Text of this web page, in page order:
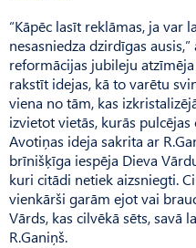
“Kāpēc lasīt reklāmas, ja var
nesasniedza dzirdīgas
reformācijas jubileju
rakstīt idejas, kā to varētu
viena no tām, kas
izvietot vietās, kurās
Avotiņas ideja sakrita ar
brīnišķīga iespēja Dieva
kuri citādi netiek aizsniegti.
vienkārši garām ejot vai
Vārds, kas cilvēkā sēts, savā
R.Ganiņš.